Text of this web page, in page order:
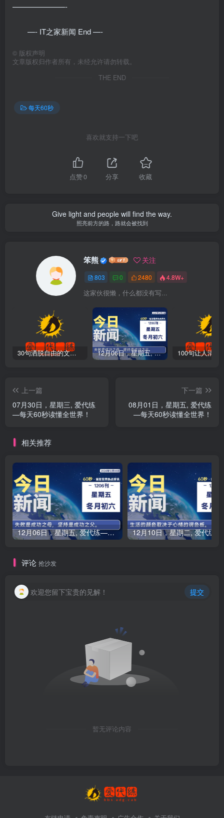
———————-
—- IT之家新闻 End —-
© 版权声明
文章版权归作者所有，未经允许请勿转载。
THE END
每天60秒
喜欢就支持一下吧
点赞0 分享 收藏
Give light and people will find the way.
照亮前方的路，路就会被找到
笨熊 关注
803 0 2480 4.8W+
这家伙很懒，什么都没有写...
30句洒脱自由的文案短句 12月06日，星期五, 爱代练—每天60秒读懂全世界！
上一篇
07月30日，星期三, 爱代练
—每天60秒读懂全世界！
下一篇
08月01日，星期五, 爱代练
—每天60秒读懂全世界！
相关推荐
12月06日，星期五, 爱代练—每天60秒读懂全世界！
评论 抢沙发
欢迎您留下宝贵的见解！ 提交
暂无评论内容